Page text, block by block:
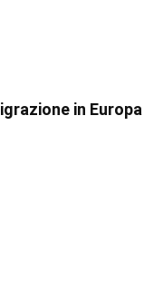
in Europa